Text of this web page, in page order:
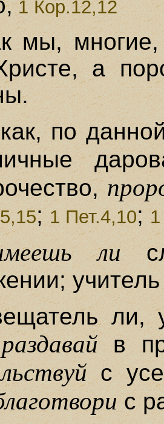
1 Кор.12,12
мы,
а
по
; 1 Пет.4,10;
ли
ли,
раздавайв
с
с